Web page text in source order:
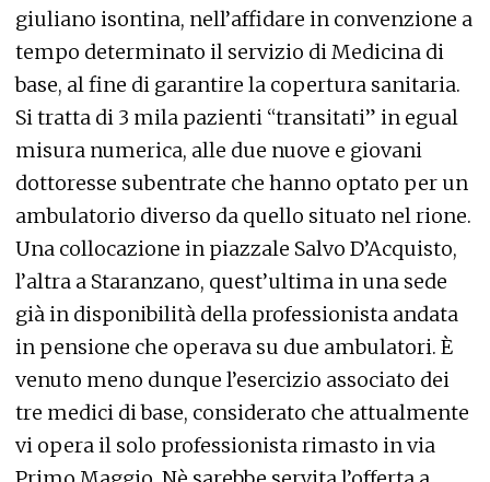
giuliano isontina, nell’affidare in convenzione a
tempo determinato il servizio di Medicina di
base, al fine di garantire la copertura sanitaria.
Si tratta di 3 mila pazienti “transitati” in egual
misura numerica, alle due nuove e giovani
dottoresse subentrate che hanno optato per un
ambulatorio diverso da quello situato nel rione.
Una collocazione in piazzale Salvo D’Acquisto,
l’altra a Staranzano, quest’ultima in una sede
già in disponibilità della professionista andata
in pensione che operava su due ambulatori. È
venuto meno dunque l’esercizio associato dei
tre medici di base, considerato che attualmente
vi opera il solo professionista rimasto in via